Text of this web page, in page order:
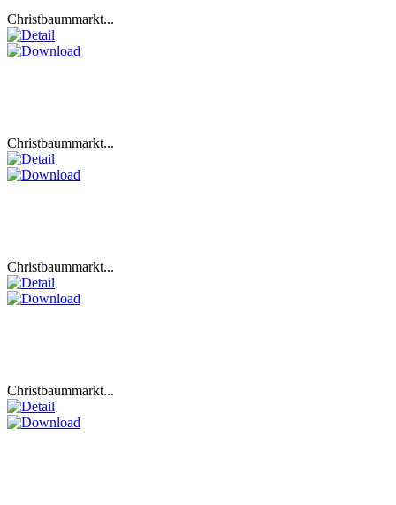
Christbaummarkt...
Christbaummarkt...
Christbaummarkt...
Christbaummarkt...